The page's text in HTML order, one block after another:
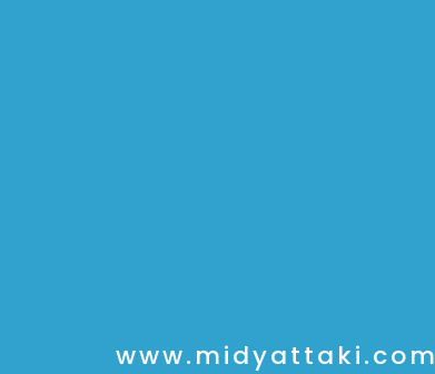
www.midyattaki.com